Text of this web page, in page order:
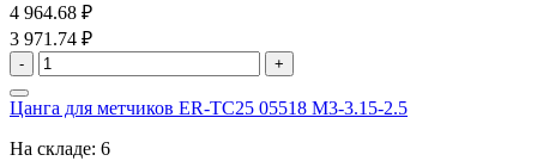
4 964.68 ₽
3 971.74 ₽
- +
Цанга для метчиков ER-TC25 05518 M3-3.15-2.5
На складе: 6